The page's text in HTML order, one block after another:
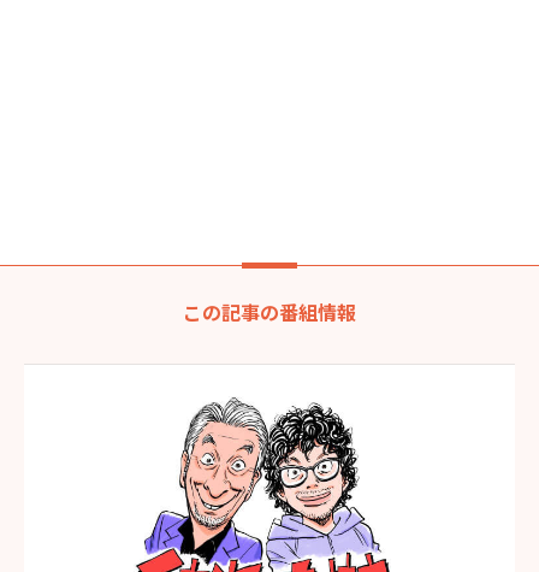
この記事の番組情報